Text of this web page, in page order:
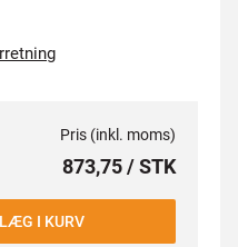
Pris (inkl. moms)
873,75 / STK
LÆG I KURV